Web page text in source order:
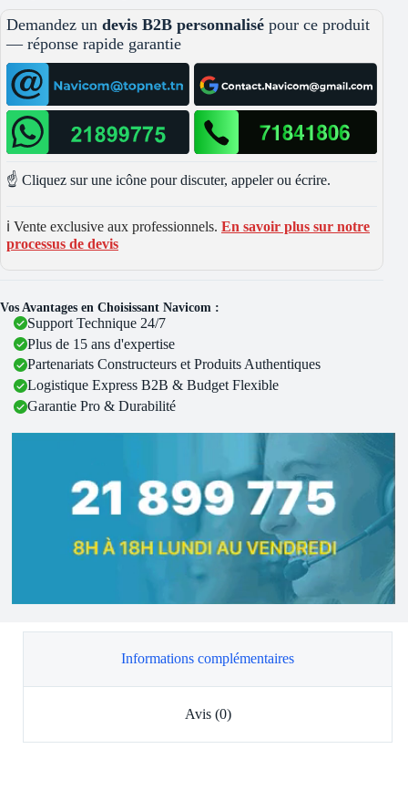
Demandez un devis B2B personnalisé pour ce produit
— réponse rapide garantie
☝️ Cliquez sur une icône pour discuter, appeler ou écrire.
ℹ️ Vente exclusive aux professionnels. En savoir plus sur notre
processus de devis
Vos Avantages en Choisissant Navicom :
Support Technique 24/7
Plus de 15 ans d'expertise
Partenariats Constructeurs et Produits Authentiques
Logistique Express B2B & Budget Flexible
Garantie Pro & Durabilité
Informations complémentaires
Avis (0)